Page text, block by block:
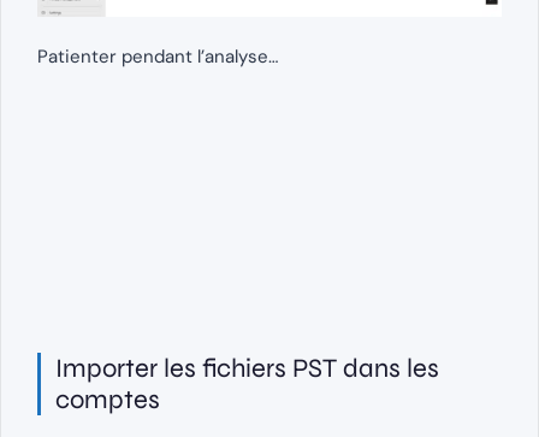
Patienter pendant l’analyse…
Importer les fichiers PST dans les
comptes